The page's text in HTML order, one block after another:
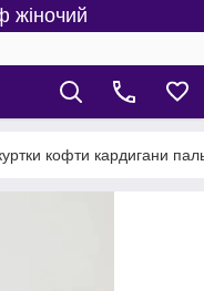
жіночий
кофти кардигани